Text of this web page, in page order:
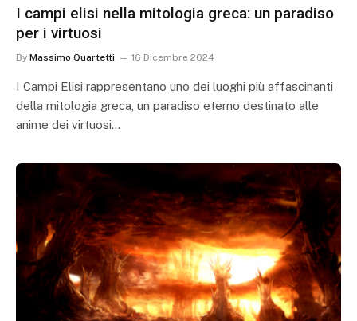
I campi elisi nella mitologia greca: un paradiso
per i virtuosi
By Massimo Quartetti 16 Dicembre 2024
I Campi Elisi rappresentano uno dei luoghi più affascinanti
della mitologia greca, un paradiso eterno destinato alle
anime dei virtuosi…